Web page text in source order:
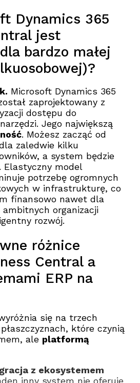
Dynamics 365
jest
bardzo małej
Microsoft Dynamics 365
zaprojektowany z
dostępu do
Jego największą
. Możesz zacząć od
zaledwie kilku
a system będzie
Elastyczny model
potrzebę ogromnych
w infrastrukturę, co
finansowo nawet dla
organizacji
rozwój.
różnice
Central a
ERP na
się na trzech
które czynią
ale platformą
z ekosystemem
inny system nie oferuje